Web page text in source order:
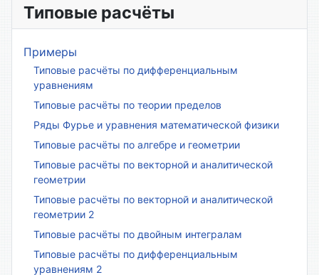
Типовые расчёты
Примеры
Типовые расчёты по дифференциальным
уравнениям
Типовые расчёты по теории пределов
Ряды Фурье и уравнения математической физики
Типовые расчёты по алгебре и геометрии
Типовые расчёты по векторной и аналитической
геометрии
Типовые расчёты по векторной и аналитической
геометрии 2
Типовые расчёты по двойным интегралам
Типовые расчёты по дифференциальным
уравнениям 2